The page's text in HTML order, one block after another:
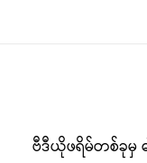
ဗီဒီယို‌ဖရိမ်တစ်ခုမှ